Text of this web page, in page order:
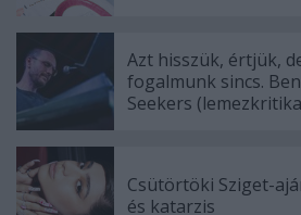
Azt hisszük, értjük,
fogalmunk sincs.
Seekers
Csütörtöki Sziget-
és katarzis